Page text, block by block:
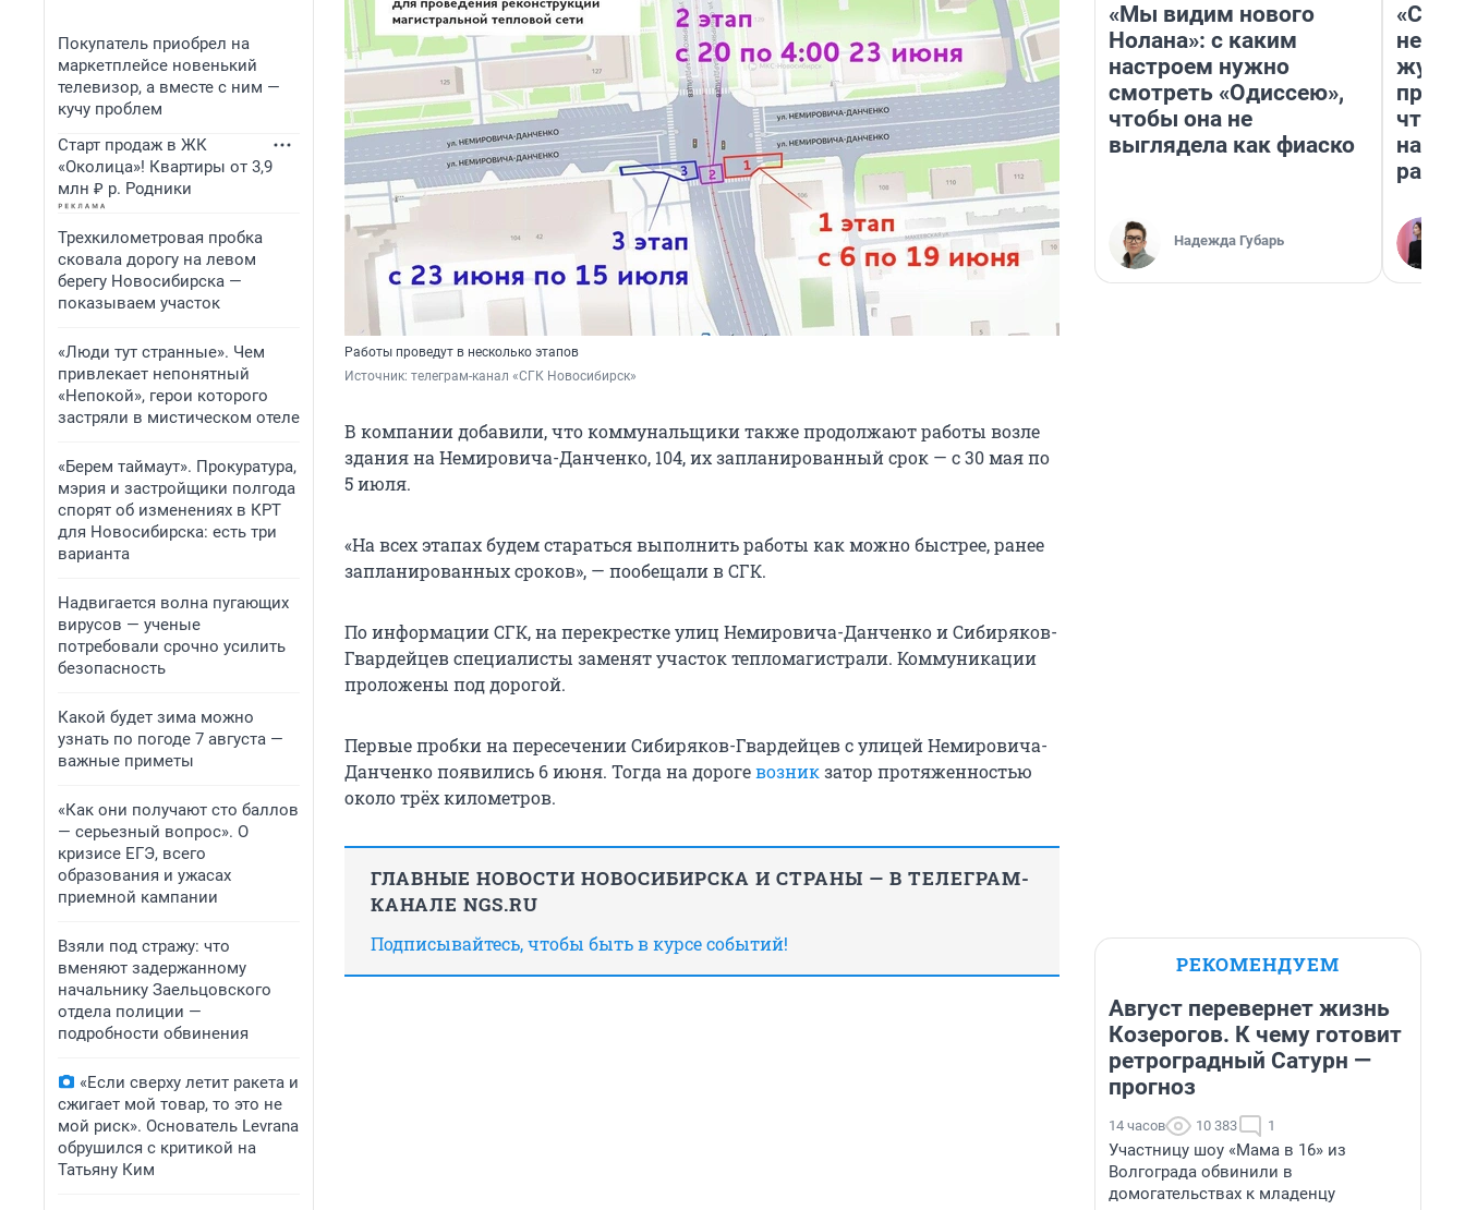
Покупатель приобрел на
маркетплейсе новенький
телевизор, а вместе с ним —
кучу проблем
Старт продаж в ЖК
«Околица»! Квартиры от 3,9
млн ₽ р. Родники
Трехкилометровая пробка
сковала дорогу на левом
берегу Новосибирска —
показываем участок
«Люди тут странные». Чем
привлекает непонятный
«Непокой», герои которого
застряли в мистическом отеле
«Берем таймаут». Прокуратура,
мэрия и застройщики полгода
спорят об изменениях в КРТ
для Новосибирска: есть три
варианта
Надвигается волна пугающих
вирусов — ученые
потребовали срочно усилить
безопасность
Какой будет зима можно
узнать по погоде 7 августа —
важные приметы
«Как они получают сто баллов
— серьезный вопрос». О
кризисе ЕГЭ, всего
образования и ужасах
приемной кампании
Взяли под стражу: что
вменяют задержанному
начальнику Заельцовского
отдела полиции —
подробности обвинения
«Если сверху летит ракета и
сжигает мой товар, то это не
мой риск». Основатель Levrana
обрушился с критикой на
Татьяну Ким
Работы проведут в несколько этапов
Источник: телеграм-канал «СГК Новосибирск»
В компании добавили, что коммунальщики также продолжают работы возле
здания на Немировича-Данченко, 104, их запланированный срок — с 30 мая по
5 июля.
«На всех этапах будем стараться выполнить работы как можно быстрее, ранее
запланированных сроков», — пообещали в СГК.
По информации СГК, на перекрестке улиц Немировича-Данченко и Сибиряков-
Гвардейцев специалисты заменят участок тепломагистрали. Коммуникации
проложены под дорогой.
Первые пробки на пересечении Сибиряков-Гвардейцев с улицей Немировича-
Данченко появились 6 июня. Тогда на дорогевозникзатор протяженностью
около трёх километров.
ГЛАВНЫЕ НОВОСТИ НОВОСИБИРСКА И СТРАНЫ — В ТЕЛЕГРАМ-
КАНАЛЕ NGS.RU
Подписывайтесь, чтобы быть в курсе событий!
«Мы видим нового
Нолана»: с каким
настроем нужно
смотреть «Одиссею»,
чтобы она не
выглядела как фиаско
Надежда Губарь
на
ради
РЕКОМЕНДУЕМ
Август перевернет жизнь
Козерогов. К чему готовит
ретроградный Сатурн —
прогноз
14 часов 10 383 1
Участницу шоу «Мама в 16» из
Волгограда обвинили в
домогательствах к младенцу